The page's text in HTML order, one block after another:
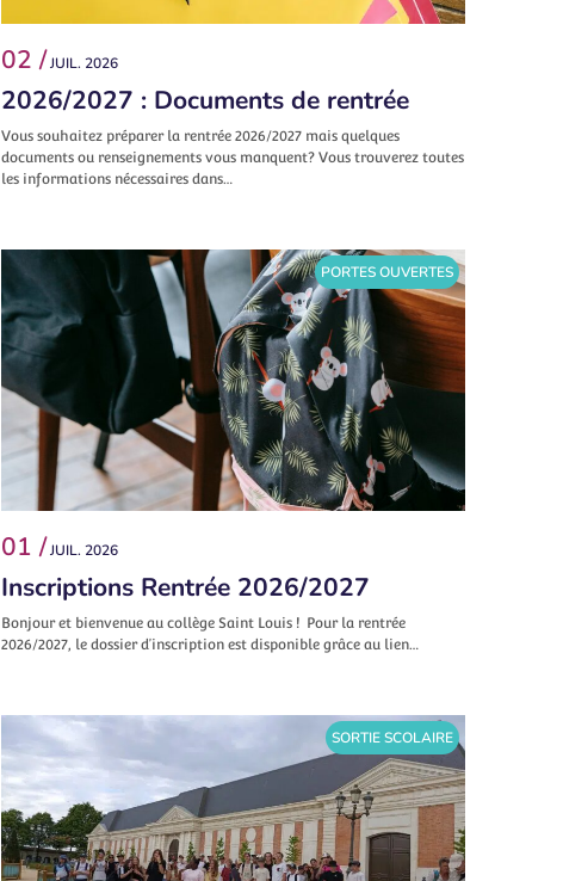
02 /JUIL. 2026
2026/2027 : Documents de rentrée
Vous souhaitez préparer la rentrée 2026/2027 mais quelques
documents ou renseignements vous manquent? Vous trouverez toutes
les informations nécessaires dans…
PORTES OUVERTES
01 /JUIL. 2026
Inscriptions Rentrée 2026/2027
Bonjour et bienvenue au collège Saint Louis ! Pour la rentrée
2026/2027, le dossier d’inscription est disponible grâce au lien…
SORTIE SCOLAIRE